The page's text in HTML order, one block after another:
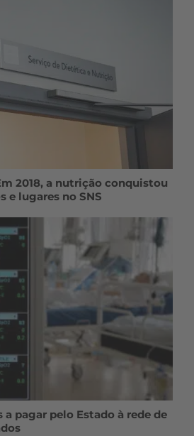
2018, a nutrição conquistou
e lugares no SNS
pagar pelo Estado à rede de